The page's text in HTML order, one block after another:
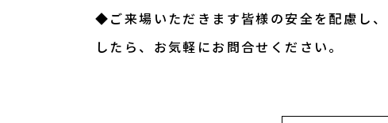
◆ご来場いただきます皆様の安全を配慮し
したら、お気軽にお問合せください。